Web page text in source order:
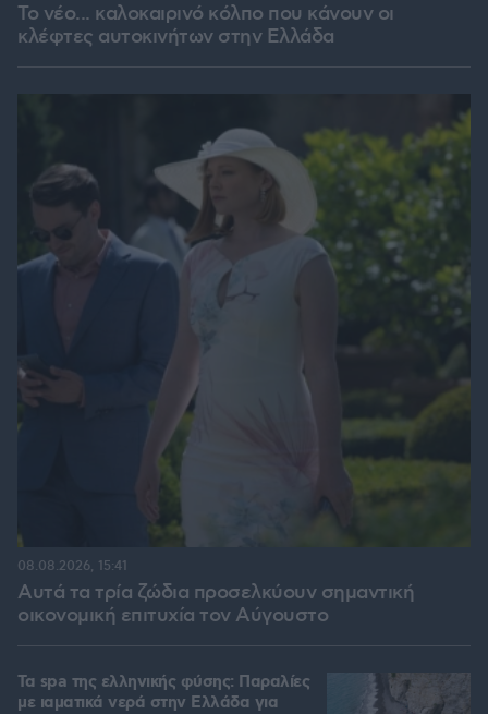
Το νέο... καλοκαιρινό κόλπο που κάνουν οι
κλέφτες αυτοκινήτων στην Ελλάδα
Αυτά τα τρία ζώδια προσελκύουν σημαντική
οικονομική επιτυχία τον Αύγουστο
08.08.2026, 15:41
Τα spa της ελληνικής φύσης: Παραλίες
με ιαματικά νερά στην Ελλάδα για